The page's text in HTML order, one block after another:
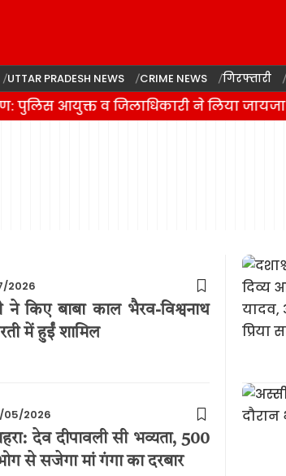
UTTAR PRADESH NEWS CRIME NEWS गिरफ्तारी
पुलिस आयुक्त व जिलाधिकारी ने लिया जायजा
2026
ने किए बाबा काल भैरव-विश्वनाथ
में हुईं शामिल
05/2026
देव दीपावली सी भव्यता, 500
से सजेगा मां गंगा का दरबार